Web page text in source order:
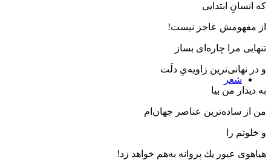
شعر
كه ‌انسانِ ابتدایی
از مفهومش عاجز نیست!
تنهایی مرا چاره‌ای بساز
و در نهانی‌ترین زاویه‌یِ دلَت
به دیدار من بیا
من از ساده‌ترین عناصر جهان‌ام
و خلوتم را
هیاهوی عبور یك پروانه به‌هم خواهد زد!